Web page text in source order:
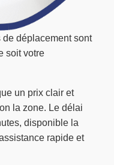
de déplacement sont
soit votre
un prix clair et
la zone. Le délai
disponible la
rapide et